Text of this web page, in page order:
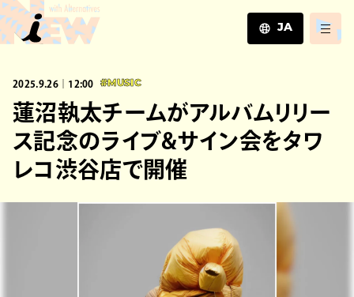
JA
ZH
2025.9.26｜12:00 #MUSIC
蓮沼執太チームがアルバムリリー
ス記念のライブ&サイン会をタワ
レコ渋谷店で開催